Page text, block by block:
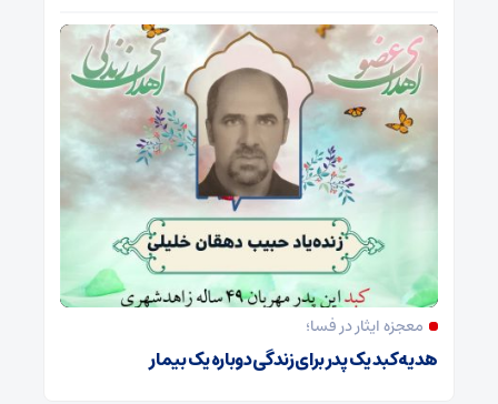
معجزه ایثار در فسا؛
هدیه کبد یک پدر برای زندگی دوباره یک بیمار